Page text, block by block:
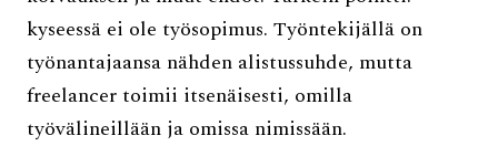
kyseessä ei ole työsopimus. Työntekijällä on
työnantajaansa nähden alistussuhde, mutta
freelancer toimii itsenäisesti, omilla
työvälineillään ja omissa nimissään.